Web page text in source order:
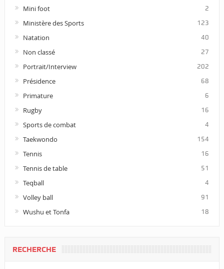
Mini foot 2
Ministère des Sports 123
Natation 40
Non classé 27
Portrait/Interview 202
Présidence 68
Primature 6
Rugby 16
Sports de combat 4
Taekwondo 154
Tennis 16
Tennis de table 51
Teqball 4
Volley ball 91
Wushu et Tonfa 18
RECHERCHE